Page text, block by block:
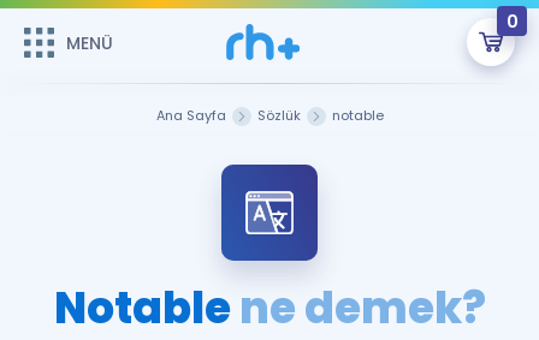
MENÜ
0
Sepetin Şu An Boş.
Remzi Hoca ile seni sınava hazırlayacak onlarca eğitim seni
bekliyor!
MENÜ
Ana Sayfa Sözlük notable
Notablene demek?